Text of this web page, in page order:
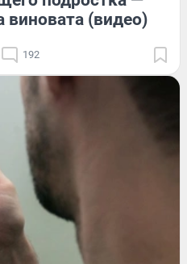
виновата (видео)
192